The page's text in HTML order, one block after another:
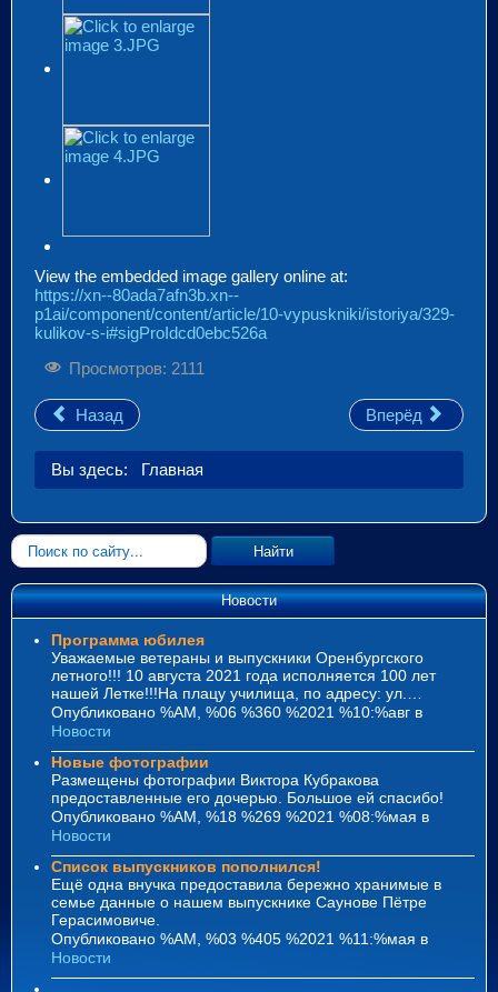
View the embedded image gallery online at:
https://xn--80ada7afn3b.xn--
p1ai/component/content/article/10-vypuskniki/istoriya/329-
kulikov-s-i#sigProIdcd0ebc526a
Просмотров: 2111
Назад Вперёд
Вы здесь: Главная
Искать... Найти
Новости
Программа юбилея
Уважаемые ветераны и выпускники Оренбургского
летного!!! 10 августа 2021 года исполняется 100 лет
нашей Летке!!!На плацу училища, по адресу: ул.…
Опубликовано %AM, %06 %360 %2021 %10:%авг в
Новости
Новые фотографии
Размещены фотографии Виктора Кубракова
предоставленные его дочерью. Большое ей спасибо!
Опубликовано %AM, %18 %269 %2021 %08:%мая в
Новости
Список выпускников пополнился!
Ещё одна внучка предоставила бережно хранимые в
семье данные о нашем выпускнике Саунове Пётре
Герасимовиче.
Опубликовано %AM, %03 %405 %2021 %11:%мая в
Новости